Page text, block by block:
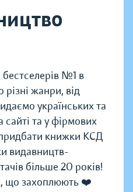
№1 в
жанри, від
українських та
сайті та у фірмових
книжки КСД
видавництв-
більше 20 років!
що захоплюють ❤️